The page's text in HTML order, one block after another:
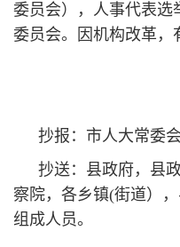
委员会），人事代表选
委员会。因机构改革，
抄报：市人大常委会
抄送：县政府，县
察院，各乡镇(街道）
组成人员。